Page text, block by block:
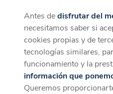
La mejor
Antes dedisfrutar del
necesitamos saber si
cookies propias y de
tecnologías similares,
funcionamiento y la
información que
Queremos